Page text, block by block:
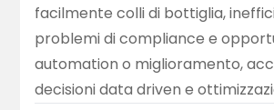
facilmente colli di bottiglia,
problemi di compliance e
automation o miglioramento,
decisioni data driven e